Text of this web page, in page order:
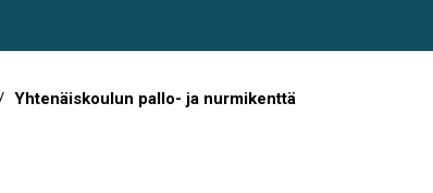
Yhtenäiskoulun pallo- ja nurmikenttä